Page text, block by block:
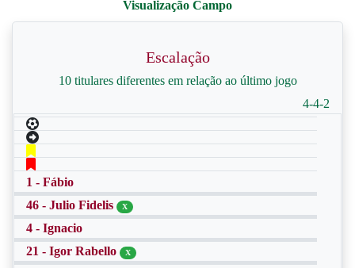
Escalação
10 titulares diferentes em relação ao último jogo
4-4-2
1 - Fábio
46 - Julio Fidelis
X
4 - Ignacio
21 - Igor Rabello
X